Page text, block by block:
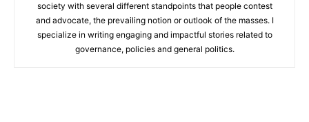
society with several different standpoints that people contest
and advocate, the prevailing notion or outlook of the masses. I
specialize in writing engaging and impactful stories related to
governance, policies and general politics.